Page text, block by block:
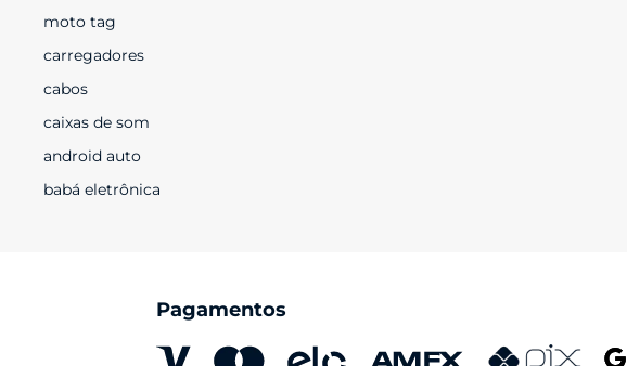
moto tag
carregadores
cabos
caixas de som
android auto
babá eletrônica
Pagamentos